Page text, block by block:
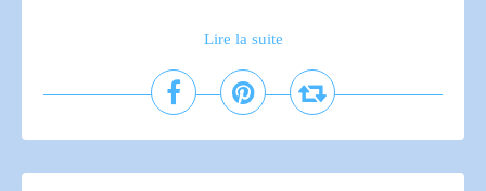
Lire la suite